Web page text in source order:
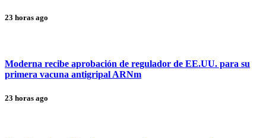
23 horas ago
Moderna recibe aprobación de regulador de EE.UU. para su
primera vacuna antigripal ARNm
23 horas ago